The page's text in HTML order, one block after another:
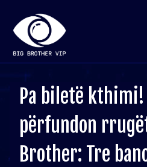
Pa biletë
përfundon
Brother: Tre